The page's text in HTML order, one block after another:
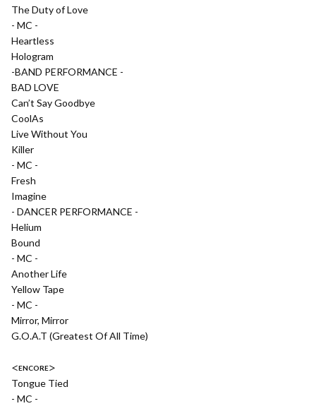
The Duty of Love
- MC -
Heartless
Hologram
-BAND PERFORMANCE -
BAD LOVE
Can’t Say Goodbye
CoolAs
Live Without You
Killer
- MC -
Fresh
Imagine
- DANCER PERFORMANCE -
Helium
Bound
- MC -
Another Life
Yellow Tape
- MC -
Mirror, Mirror
G.O.A.T (Greatest Of All Time)
＜ENCORE＞
Tongue Tied
- MC -